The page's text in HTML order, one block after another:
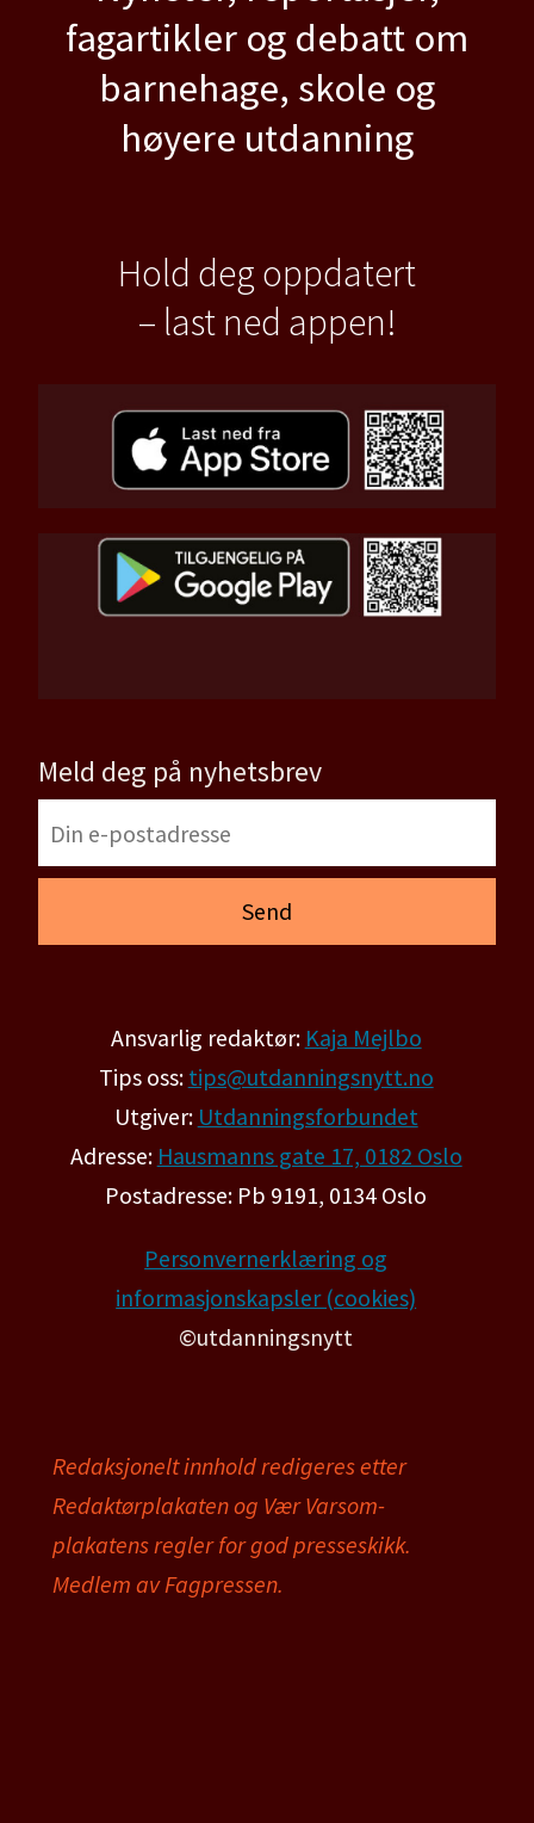
fagartikler og debatt om
barnehage, skole og
høyere utdanning
Hold deg oppdatert
– last ned appen!
Meld deg på nyhetsbrev
Ansvarlig redaktør: Kaja Mejlbo
Tips oss: tips@utdanningsnytt.no
Utgiver: Utdanningsforbundet
Adresse: Hausmanns gate 17, 0182 Oslo
Postadresse: Pb 9191, 0134 Oslo
Personvernerklæring og
informasjonskapsler (cookies)
©utdanningsnytt
Redaksjonelt innhold redigeres etter
Redaktørplakaten og Vær Varsom-
plakatens regler for god presseskikk.
Medlem av Fagpressen.